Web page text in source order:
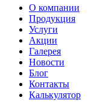
О компании
Продукция
Услуги
Акции
Галерея
Новости
Блог
Контакты
Калькулятор